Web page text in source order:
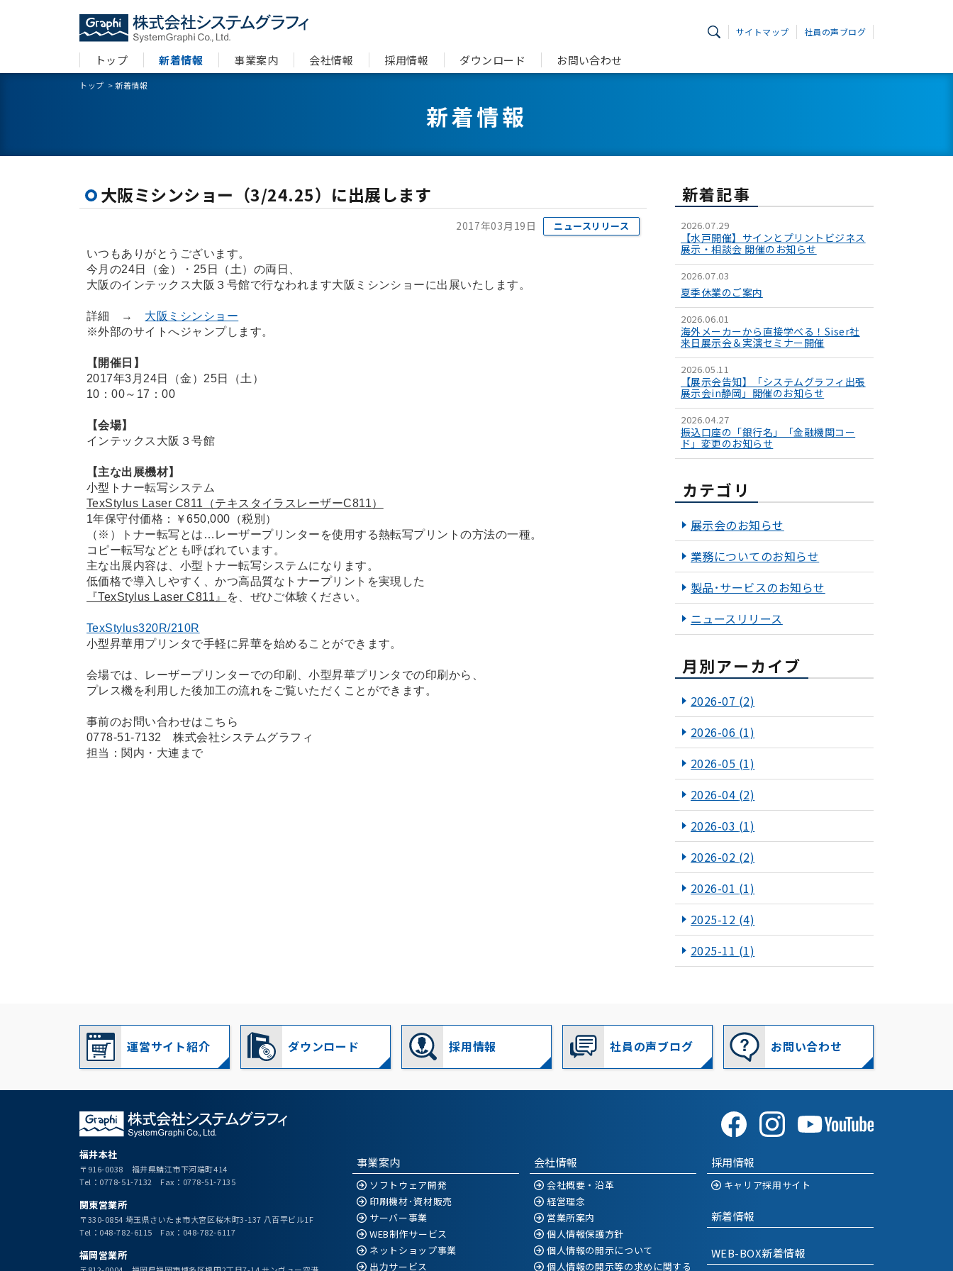
サイトマップ 社員の声ブログ
トップ 新着情報 事業案内 会社情報 採用情報 ダウンロード お問い合わせ
トップ >新着情報
新着情報
大阪ミシンショー（3/24.25）に出展します
2017年03月19日 ニュースリリース
いつもありがとうございます。
今月の24日（金）・25日（土）の両日、
大阪のインテックス大阪３号館で行なわれます大阪ミシンショーに出展いたします。
詳細 → 大阪ミシンショー
※外部のサイトへジャンプします。
【開催日】
2017年3月24日（金）25日（土）
10：00～17：00
【会場】
インテックス大阪３号館
【主な出展機材】
小型トナー転写システム
TexStylus Laser C811（テキスタイラスレーザーC811）
1年保守付価格：￥650,000（税別）
（※）トナー転写とは…レーザープリンターを使用する熱転写プリントの方法の一種。
コピー転写などとも呼ばれています。
主な出展内容は、小型トナー転写システムになります。
低価格で導入しやすく、かつ高品質なトナープリントを実現した
『TexStylus Laser C811』
を、ぜひご体験ください。
TexStylus320R/210R
小型昇華用プリンタで手軽に昇華を始めることができます。
会場では、レーザープリンターでの印刷、小型昇華プリンタでの印刷から、
プレス機を利用した後加工の流れをご覧いただくことができます。
事前のお問い合わせはこちら
0778-51-7132 株式会社システムグラフィ
担当：関内・大連まで
新着記事
2026.07.29
【水戸開催】サインとプリントビジネス
展示・相談会 開催のお知らせ
2026.07.03
夏季休業のご案内
2026.06.01
海外メーカーから直接学べる！Siser社
来日展示会＆実演セミナー開催
2026.05.11
【展示会告知】「システムグラフィ出張
展示会in静岡」開催のお知らせ
2026.04.27
振込口座の「銀行名」「金融機関コー
ド」変更のお知らせ
カテゴリ
展示会のお知らせ
業務についてのお知らせ
製品･サービスのお知らせ
ニュースリリース
月別アーカイブ
2026-07 (2)
2026-06 (1)
2026-05 (1)
2026-04 (2)
2026-03 (1)
2026-02 (2)
2026-01 (1)
2025-12 (4)
2025-11 (1)
2025-07 (1)
2025-06(1)
2025-03(1)
2025-01(1)
2024-11(1)
2024-09(1)
運営サイト紹介 ダウンロード 採用情報 社員の声ブログ お問い合わせ
福井本社
〒916-0038 福井県鯖江市下河端町414
Tel：0778-51-7132 Fax：0778-51-7135
関東営業所
〒330-0854 埼玉県さいたま市大宮区桜木町3-137 八百平ビル1F
Tel：048-782-6115 Fax：048-782-6117
福岡営業所
事業案内
ソフトウェア開発
印刷機材･資材販売
サーバー事業
WEB制作サービス
ネットショップ事業
出力サービス
会社情報
会社概要・沿革
経営理念
営業所案内
個人情報保護方針
個人情報の開示について
個人情報の開示等の求めに関する
採用情報
キャリア採用サイト
新着情報
WEB-BOX新着情報